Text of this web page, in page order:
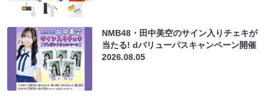
NMB48・田中美空のサイン入りチェキが
当たる! dバリューパスキャンペーン開催
2026.08.05